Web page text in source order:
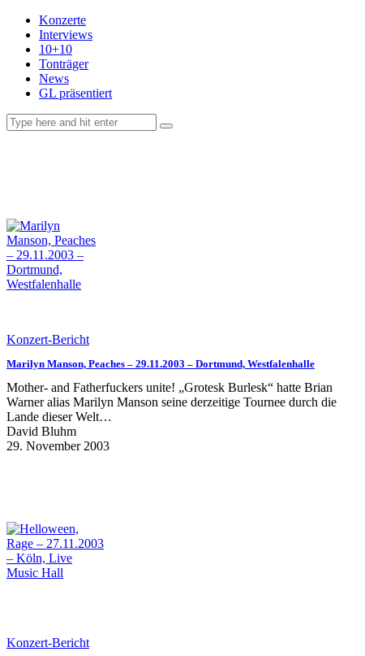
Konzerte
Interviews
10+10
Tonträger
News
GL präsentiert
Konzert-Bericht
Marilyn Manson, Peaches – 29.11.2003 – Dortmund, Westfalenhalle
Mother- and Fatherfuckers unite! „Grotesk Burlesk“ hatte Brian
Warner alias Marilyn Manson seine derzeitige Tournee durch die
Lande dieser Welt…
David Bluhm
29. November 2003
Konzert-Bericht